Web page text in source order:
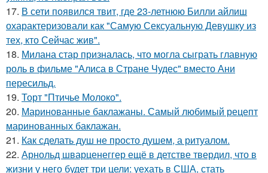
17. В сети появился твит, где 23-летнюю Билли айлиш
охарактеризовали как "Самую Сексуальную Девушку из
тех, кто Сейчас жив".
18. Милана стар призналась, что могла сыграть главную
роль в фильме "Алиса в Стране Чудес" вместо Ани
пересильд.
19. Торт "Птичье Молоко".
20. Маринованные баклажаны. Самый любимый рецепт
маринованных баклажан.
21. Как сделать душ не просто душем, а ритуалом.
22. Арнольд шварценеггер ещё в детстве твердил, что в
жизни у него будет три цели: уехать в США, стать